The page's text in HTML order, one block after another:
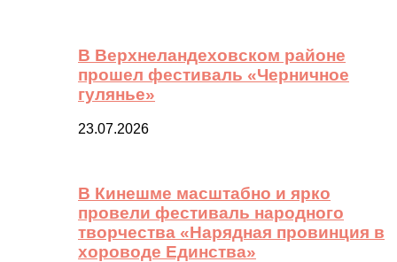
В Верхнеландеховском районе
прошел фестиваль «Черничное
гулянье»
23.07.2026
В Кинешме масштабно и ярко
провели фестиваль народного
творчества «Нарядная провинция в
хороводе Единства»